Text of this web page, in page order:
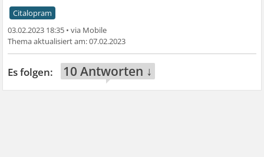
Citalopram
03.02.2023 18:35 •
07.02.2023
10 Antworten ↓